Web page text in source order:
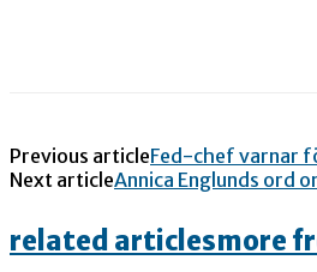
Previous articleFed-chef varnar
Next articleAnnica Englunds ord
related articlesmore